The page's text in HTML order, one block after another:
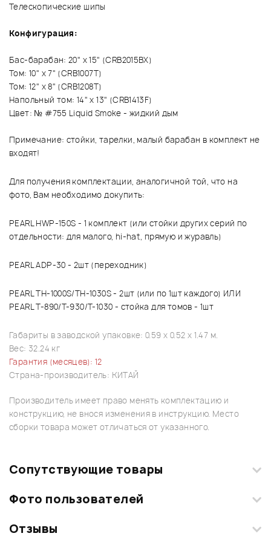
Телескопические шипы
Конфигурация:
Бас-барабан: 20" x 15" (CRB2015BX)
Том: 10" x 7" (CRB1007T)
Том: 12" x 8" (CRB1208T)
Напольный том: 14" x 13" (CRB1413F)
Цвет: № #755 Liquid Smoke - жидкий дым
Примечание: стойки, тарелки, малый барабан в комплект не
входят!
Для получения комплектации, аналогичной той, что на
фото, Вам необходимо докупить:
PEARL HWP-150S - 1 комплект (или стойки других серий по
отдельности: для малого, hi-hat, прямую и журавль)
PEARL ADP-30 - 2шт (переходник)
PEARL TH-1000S/TH-1030S - 2шт (или по 1шт каждого) ИЛИ
PEARL T-890/T-930/T-1030 - стойка для томов - 1шт
Габариты в заводской упаковке: 0.59 x 0.52 x 1.47 м.
Вес: 32.24 кг
Гарантия (месяцев): 12
Страна-производитель: КИТАЙ
Производитель имеет право менять комплектацию и
конструкцию, не внося изменения в инструкцию. Место
сборки товара может отличаться от указанного.
Сопутствующие товары
Фото пользователей
Загрузите свои фотографии купленного товара и получите
Отзывы